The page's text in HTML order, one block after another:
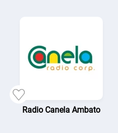
Radio Canela Ambato